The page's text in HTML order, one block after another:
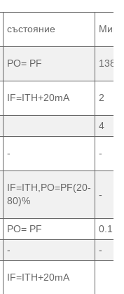
състояние Мин.
PO= PF 1380
IF=ITH+20mA 2
4
- -
IF=ITH,PO=PF(20-
80)%
-
PO= PF
0.1
-
-
IF=ITH+20mA